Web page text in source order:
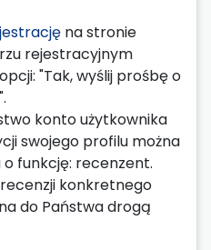
na stronie
rejestracyjnym
"Tak, wyślij prośbę o
konto użytkownika
swojego profilu można
funkcję: recenzent.
konkretnego
do Państwa drogą